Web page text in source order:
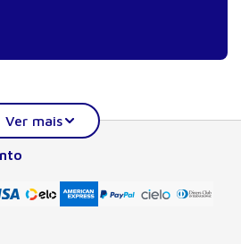
em prover conteúdo essencial à
do profissional nas áreas
Seu catálogo, com